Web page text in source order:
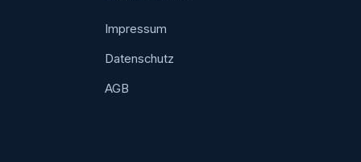
Impressum
Datenschutz
AGB